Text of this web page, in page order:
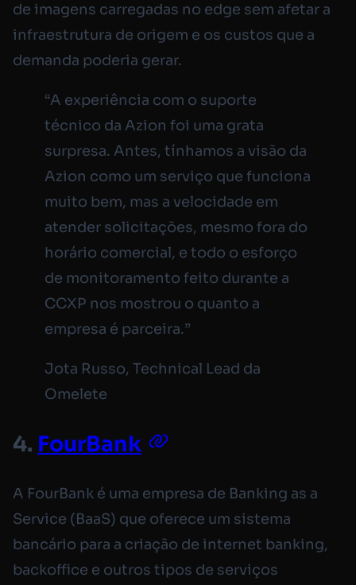
de imagens carregadas no edge sem afetar a
infraestrutura de origem e os custos que a
demanda poderia gerar.
“A experiência com o suporte
técnico da Azion foi uma grata
surpresa. Antes, tínhamos a visão da
Azion como um serviço que funciona
muito bem, mas a velocidade em
atender solicitações, mesmo fora do
horário comercial, e todo o esforço
de monitoramento feito durante a
CCXP nos mostrou o quanto a
empresa é parceira.”
Jota Russo, Technical Lead da
Omelete
4. FourBank
A FourBank é uma empresa de Banking as a
Service (BaaS) que oferece um sistema
bancário para a criação de internet banking,
backoffice e outros tipos de serviços